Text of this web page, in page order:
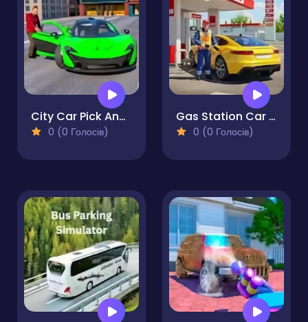
City Car Pick And Drop
0 (0 Голосів)
Gas Station Car Driving
0 (0 Голосів)